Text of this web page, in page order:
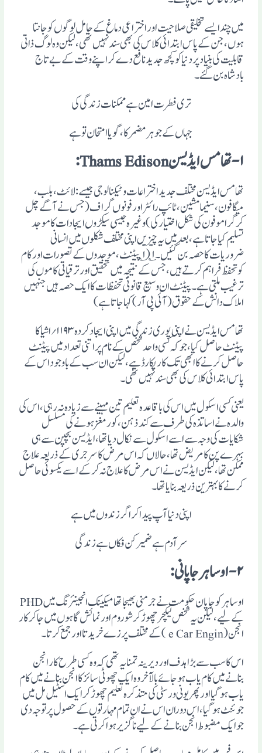
میں چند ایسے تخلیقی صلاحیت اور اختراعی دماغ کے حامل لوگوں کو جانتا
ہوں، جن کے پاس ابتدائی کلاس کی بھی سند نہیں تھی ، لیکن وہ لوگ ذاتی
قابلیت کی بنیاد پر دنیا کو کچھ جدید نافع دے کر اپنے وقت کے بے تاج
بادشاہ بن گئے ۔
تری فطرت امین ہے ممکنات زندگی کی
جہاں کے جوہر مضمر کا ، گویا امتحان تو ہے
۱- تھامس ایڈیسن Thams Edison:
تھامس ایڈیسن مختلف جدید اختراعات وٹیکنالوجی جیسے: لائٹ، بلب،
میگافون، سنیما مشین ، ٹائپ رائٹر اور فونوں گراف (جس نے آگے چل
کر گرامو فون کی شکل اختیار کی ) وغیرہ جیسی سیکڑوں ایجادات کا موجد
تسلیم کیا جاتا ہے، بعد میں یہ چیزیں اپنی مختلف شکلوں میں انسانی
ضروریات کا حصہ بن گئیں ۔ ۱ ؎ ( ۱ ؎ پیٹنٹ ،موجدوں کے تصورات اور کام
کو تحفظ فراہم کرتے ہیں ، جس کے نتیجہ میں تحقیق اور ترقیاتی کاموں کی
ترغیب ملتی ہے ۔ پیٹنٹ ان وسیع قانونی تحفظات کا ایک حصہ ہیں جنہیں
املاک دانش کے حقوق (آئی پی آر) کہا جاتا ہے )
تھامس ایڈیسن نے اپنی پوری زندگی میں اپنی ایجاد کردہ ۱۱۹۳؍ اشیا کا
پیٹنٹ حاصل کیا، جو کہ کسی واحد شخص کے نام پر اتنی تعداد میں پیٹنٹ
حاصل کرنے کا ابھی تک کا ریکارڈ ہے ، لیکن ان سب کے باوجود اس کے
پاس ابتدائی کلاس کی بھی سند نہیں تھی ۔
یعنی کسی اسکول میں اس کی باقاعدہ تعلیم تین مہینے سے زیادہ نہ رہی ، اس کی
والدہ نے اساتذہ کی طرف سے کند ذہن ، کور مغز ہونے کی مسلسل
شکایات کی وجہ سے اسے اسکول سے نکال دیا تھا، ایڈیسن بچپن سے ہی
بہرے پن کا مریض تھا ، حالاں کہ اس مرض کا سرجری کے ذریعہ علاج
ممکن تھا ، لیکن ایڈیسن نے اس مرض کا علاج نہ کرکے اسے یکسوئی حاصل
کرنے کا بہترین ذریعہ بنایاتھا ۔
اپنی دنیا آپ پیدا کر اگر زندوں میں ہے
سر آدم ہے ضمیر کن فکاں ہے زندگی
۲- اوساہرجاپانی :
اوساہر کو جاپان حکومت نے جرمنی بھیجا تھا میکینک انجینئرنگ میں PHD
کے لیے ، لیکن یہ شخص لیکچر چھوڑ کر شوروم اور نمائش گاہوں میں جاکر کار
انجن(e Car Engin )کے مختلف پرزے خریدتا اور جمع کرتا ۔
اس کا سب سے بڑا ہدف اور دیرینہ تمنایہ تھی کہ وہ کسی طرح کار انجن
بنانے میں کام یاب ہوجائے بالآخر وہ ایک چھوٹی سائز کا انجن بنانے میں کام
یاب ہوگیا اور پھر یونی ور سٹی کی متذکرہ تعلیم چھوڑ کر ایک اسٹیل مل میں
جوئنٹ ہوگیا ، اس دوران اس نے ان تمام مہارتوں کے حصول پر توجہ دی
جو ایک مضبوط انجن بنانے کے لیے ناگزیر ہوا کرتی ہے ۔